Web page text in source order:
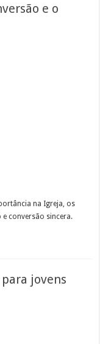
e o
na Igreja, os
conversão sincera.
jovens